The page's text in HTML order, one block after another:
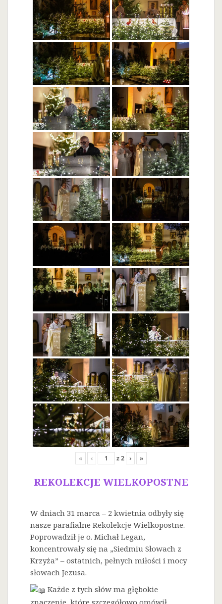
« ‹ z2 › »
REKOLEKCJE WIELKOPOSTNE
W dniach 31 marca – 2 kwietnia odbyły się
nasze parafialne Rekolekcje Wielkopostne.
Poprowadził je o. Michał Legan,
koncentrowały się na „Siedmiu Słowach z
Krzyża” – ostatnich, pełnych miłości i mocy
słowach Jezusa.
Każde z tych słów ma głębokie
znaczenie, które szczegółowo omówił